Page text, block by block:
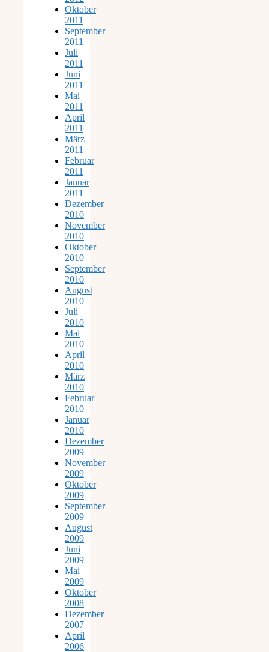
Oktober
2011
September
2011
Juli
2011
Juni
2011
Mai
2011
April
2011
März
2011
Februar
2011
Januar
2011
Dezember
2010
November
2010
Oktober
2010
September
2010
August
2010
Juli
2010
Mai
2010
April
2010
März
2010
Februar
2010
Januar
2010
Dezember
2009
November
2009
Oktober
2009
September
2009
August
2009
Juni
2009
Mai
2009
Oktober
2008
Dezember
2007
April
2006